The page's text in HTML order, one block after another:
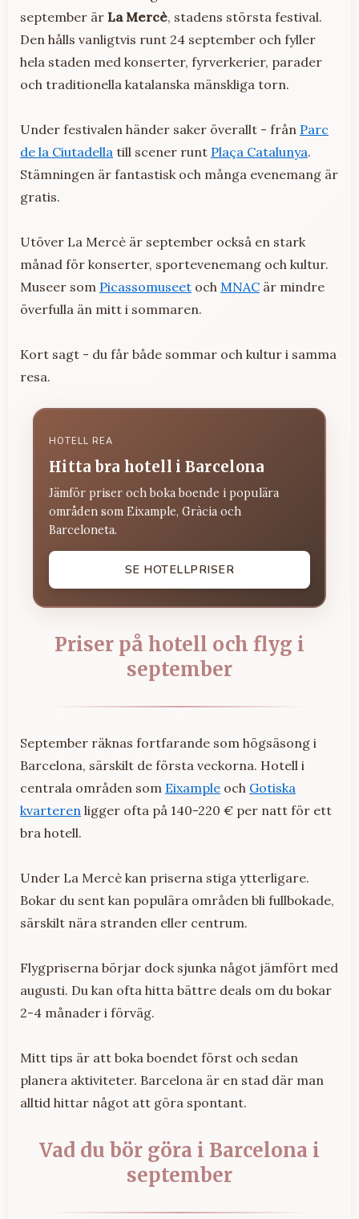
september är La Mercè, stadens största festival.
Den hålls vanligtvis runt 24 september och fyller
hela staden med konserter, fyrverkerier, parader
och traditionella katalanska mänskliga torn.
Under festivalen händer saker överallt - från Parc
de la Ciutadella till scener runt Plaça Catalunya.
Stämningen är fantastisk och många evenemang är
gratis.
Utöver La Mercè är september också en stark
månad för konserter, sportevenemang och kultur.
Museer som Picassomuseet och MNAC är mindre
överfulla än mitt i sommaren.
Kort sagt - du får både sommar och kultur i samma
resa.
HOTELL REA
Hitta bra hotell i Barcelona
Jämför priser och boka boende i populära
områden som Eixample, Gràcia och
Barceloneta.
SE HOTELLPRISER
Priser på hotell och flyg i
september
September räknas fortfarande som högsäsong i
Barcelona, särskilt de första veckorna. Hotell i
centrala områden som Eixample och Gotiska
kvarteren ligger ofta på 140-220 € per natt för ett
bra hotell.
Under La Mercè kan priserna stiga ytterligare.
Bokar du sent kan populära områden bli fullbokade,
särskilt nära stranden eller centrum.
Flygpriserna börjar dock sjunka något jämfört med
augusti. Du kan ofta hitta bättre deals om du bokar
2-4 månader i förväg.
Mitt tips är att boka boendet först och sedan
planera aktiviteter. Barcelona är en stad där man
alltid hittar något att göra spontant.
Vad du bör göra i Barcelona i
september